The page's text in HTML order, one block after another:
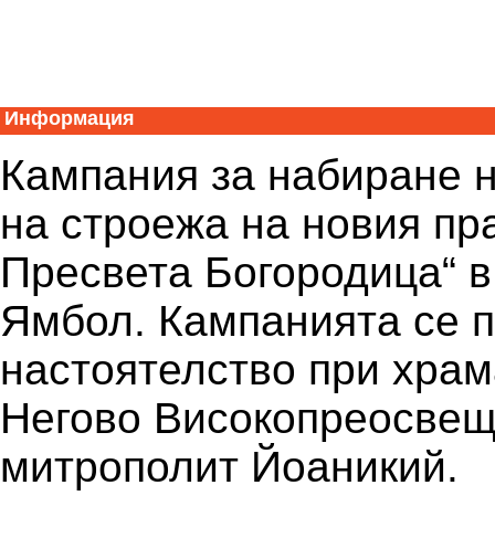
Информация
Кампания за набиране
на строежа на новия
Пресвета Богородица“
Ямбол. Кампанията се
настоятелство при
Негово
митрополит Йоаникий.